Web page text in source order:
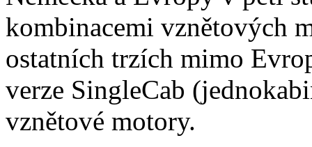
kombinacemi vznětových
ostatních trzích mimo
verze SingleCab
vznětové motory.